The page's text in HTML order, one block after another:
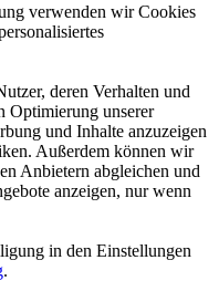
verwenden wir Cookies
deren Verhalten und
Optimierung unserer
und Inhalte anzuzeigen
Außerdem können wir
Anbietern abgleichen und
anzeigen, nur wenn
in den Einstellungen
.